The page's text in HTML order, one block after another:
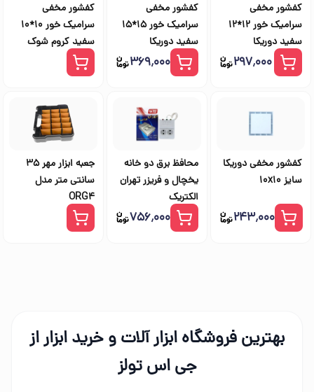
کفشور مخفی
سرامیک خور 12*12
سفید دوریکا
۲۹۷٬۰۰۰
کفشور مخفی
سرامیک خور 15*15
سفید دوریکا
۳۶۹٬۰۰۰
کفشور مخفی
سرامیک خور 10*10
سفید کروم شوک
کفشور مخفی دوریکا
سایز 10x10
۲۴۳٬۰۰۰
محافظ برق دو خانه
یخچال و فریزر تهران
الکتریک
۷۵۶٬۰۰۰
جعبه ابزار مهر 35
سانتی متر مدل
ORG4
بهترین فروشگاه ابزار آلات و خرید ابزار از
جی اس تولز